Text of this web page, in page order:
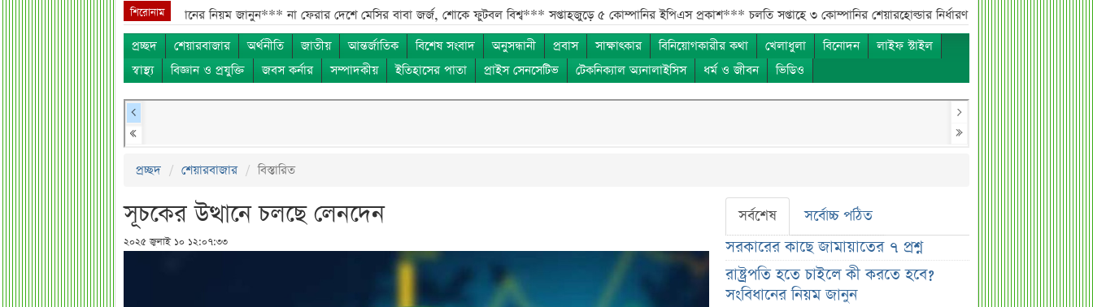
শিরোনাম
কী করতে হবে? সংবিধানের নিয়ম জানুন*** না ফেরার দেশে মেসির বাবা জর্জ, শোকে ফুটবল বিশ্ব*** সপ্তাহজুড়ে ৫ কোম্পানির ইপিএস প্রকাশ*** চলতি সপ্তাহে ৩ কোম্পানির শেয়ারহোল্ডার নির্ধারণ*** চলতি সপ্তাহে ৭ কোম্পানির
প্রচ্ছদ
শেয়ারবাজার অর্থনীতি জাতীয় আন্তর্জাতিক বিশেষ সংবাদ অনুসন্ধানী প্রবাস সাক্ষাৎকার বিনিয়োগকারীর কথা খেলাধুলা বিনোদন
লাইফ স্টাইল
স্বাস্থ্য
বিজ্ঞান ও প্রযুক্তি জবস কর্নার সম্পাদকীয় ইতিহাসের পাতা প্রাইস সেনসেটিভ টেকনিক্যাল অ্যনালাইসিস ধর্ম ও জীবন ভিডিও
প্রচ্ছদ শেয়ারবাজার বিস্তারিত
সূচকের উত্থানে চলছে লেনদেন
২০২৫ জুলাই ১০ ১২:০৭:৩৩
সর্বশেষ সর্বোচ্চ পঠিত
সরকারের কাছে জামায়াতের ৭ প্রশ্ন
রাষ্ট্রপতি হতে চাইলে কী করতে হবে?
সংবিধানের নিয়ম জানুন